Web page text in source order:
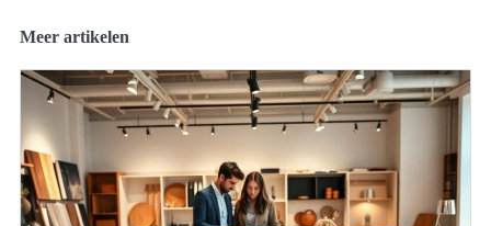
Meer artikelen